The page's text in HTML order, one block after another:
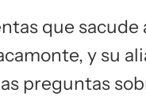
que sacude
y su
preguntas